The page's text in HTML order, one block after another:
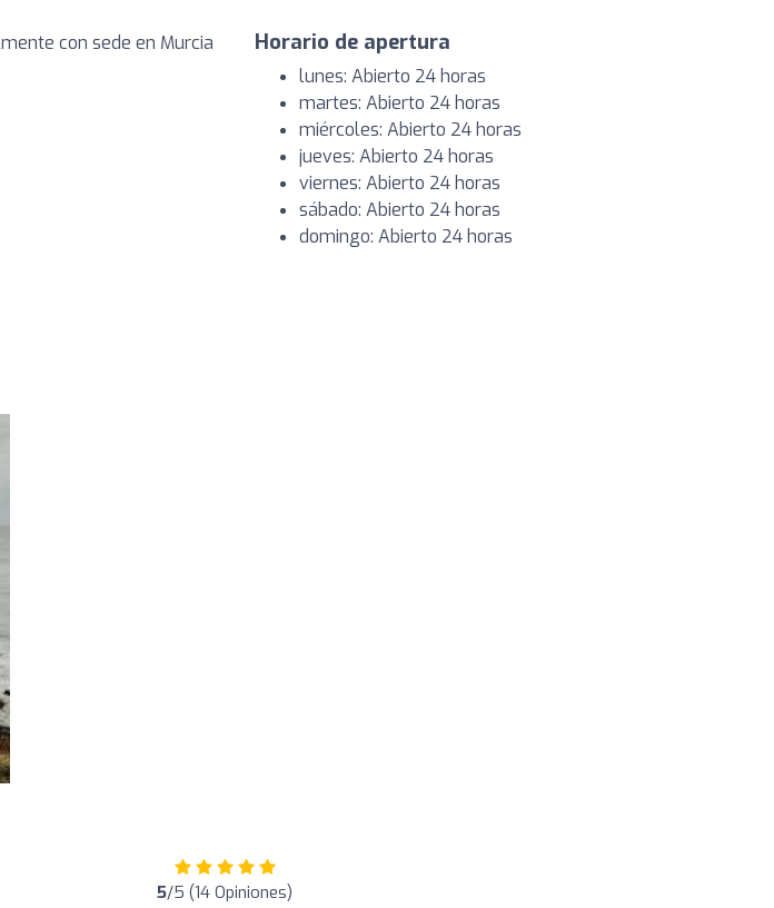
con sede en Murcia Horario de apertura
lunes: Abierto 24 horas
martes: Abierto 24 horas
miércoles: Abierto 24 horas
jueves: Abierto 24 horas
viernes: Abierto 24 horas
sábado: Abierto 24 horas
domingo: Abierto 24 horas
5/5 (14 Opiniones)